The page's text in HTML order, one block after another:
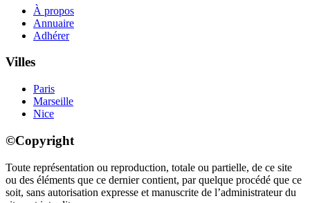
À propos
Annuaire
Adhérer
Villes
Paris
Marseille
Nice
©Copyright
Toute représentation ou reproduction, totale ou partielle, de ce site
ou des éléments que ce dernier contient, par quelque procédé que ce
soit, sans autorisation expresse et manuscrite de l’administrateur du